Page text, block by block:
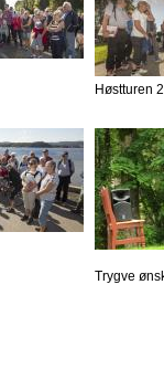
Høstturen
Trygve